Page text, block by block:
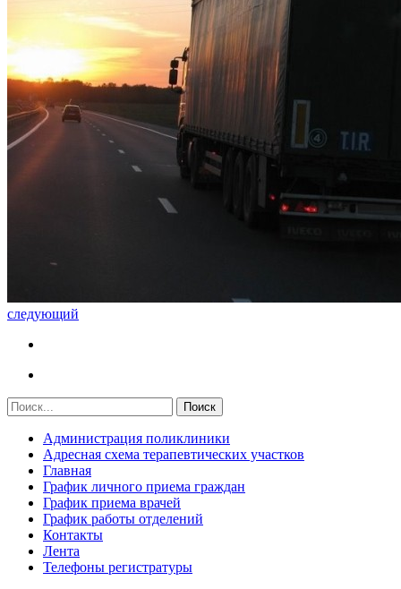
следующий
Администрация поликлиники
Адресная схема терапевтических участков
Главная
График личного приема граждан
График приема врачей
График работы отделений
Контакты
Лента
Телефоны регистратуры